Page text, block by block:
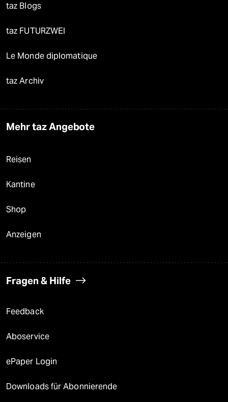
taz Blogs
taz FUTURZWEI
Le Monde diplomatique
taz Archiv
Mehr taz Angebote
Reisen
Kantine
Shop
Anzeigen
Fragen & Hilfe
Feedback
Aboservice
ePaper Login
Downloads für Abonnierende